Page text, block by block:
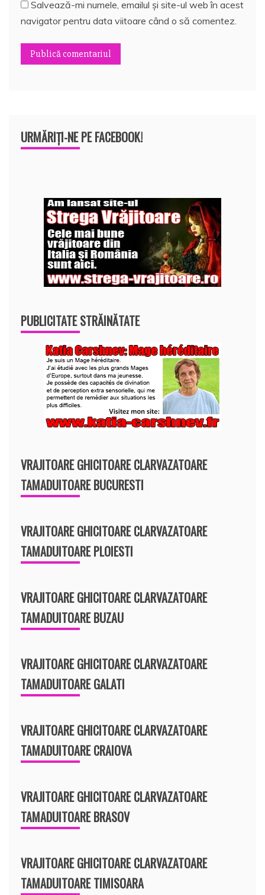
Salvează-mi numele, emailul și site-ul web în acest
navigator pentru data viitoare când o să comentez.
URMĂRIȚI-NE PE FACEBOOK!
PUBLICITATE STRĂINĂTATE
VRAJITOARE GHICITOARE CLARVAZATOARE
TAMADUITOARE BUCURESTI
VRAJITOARE GHICITOARE CLARVAZATOARE
TAMADUITOARE PLOIESTI
VRAJITOARE GHICITOARE CLARVAZATOARE
TAMADUITOARE BUZAU
VRAJITOARE GHICITOARE CLARVAZATOARE
TAMADUITOARE GALATI
VRAJITOARE GHICITOARE CLARVAZATOARE
TAMADUITOARE CRAIOVA
VRAJITOARE GHICITOARE CLARVAZATOARE
TAMADUITOARE BRASOV
VRAJITOARE GHICITOARE CLARVAZATOARE
TAMADUITOARE TIMISOARA